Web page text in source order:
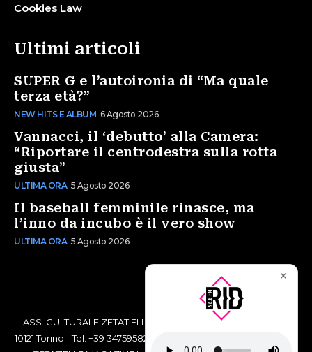
Cookies Law
Ultimi articoli
SUPER G e l’autoironia di “Ma quale
terza età?”
NEW HITS E ALBUM 6 Agosto 2026
Vannacci, il ‘debutto’ alla Camera:
“Riportare il centrodestra sulla rotta
giusta”
ULTIMA ORA 5 Agosto 2026
Il baseball femminile rinasce, ma
l’inno da incubo è il vero show
ULTIMA ORA 5 Agosto 2026
ASS. CULTURALE ZETATIELLE OFF via Vittorio Amedeo II, 21 -
10121 Torino - Tel. +39 3475958238 - Codice Fiscale 97883690014
✕